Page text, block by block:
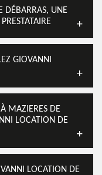
DÉBARRAS, UNE
GIOVANNI
MAZIERES DE
LOCATION DE
LOCATION DE